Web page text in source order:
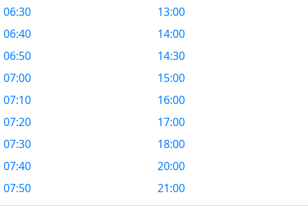
06:30
06:40
06:50
07:00
07:10
07:20
07:30
07:40
07:50
13:00
14:00
14:30
15:00
16:00
17:00
18:00
20:00
21:00